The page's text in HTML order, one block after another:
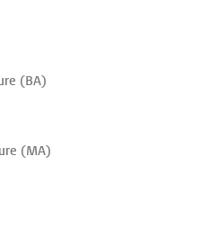
(BA)
(MA)